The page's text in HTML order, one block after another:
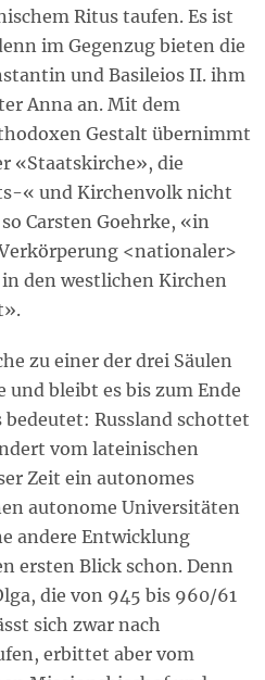
Ritus taufen. Es ist
im Gegenzug bieten die
und Basileios II. ihm
Anna an. Mit dem
Gestalt übernimmt
«Staatskirche», die
« und Kirchenvolk nicht
Carsten Goehrke, «in
<nationaler>
den westlichen Kirchen
zu einer der drei Säulen
bleibt es bis zum Ende
bedeutet: Russland schottet
vom lateinischen
Zeit ein autonomes
autonome Universitäten
andere Entwicklung
ersten Blick schon. Denn
die von 945 bis 960/61
sich zwar nach
erbittet aber vom